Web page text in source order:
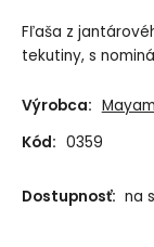
Fľaša z
tekutiny, s
Výrobca: Mayam
Kód: 0359
Dostupnosť: na